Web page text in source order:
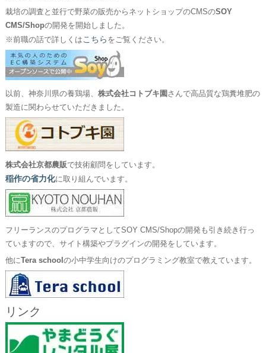
栽培の調査と並行で野菜の販売からネットショップのCMSのSOY
CMS/Shopの開発を開始しました。
※前職の話で詳しくはこちら をご覧ください。
以前、神奈川県の養鶏場、 株式会社コトブキ園 さんで高品質な鶏糞堆肥の
製造に関わらせていただきました。
株式会社京都農販で技術顧問をしています。
稲作の省力化に取り組んでいます。
フリーランスのプログラマとしてSOY CMS/Shopの開発も引き続き行っ
ていますので、サイト構築やプラグインの開発をしています。
他にTera school の小中学生向けのプログラミング教室で教えています。
リンク